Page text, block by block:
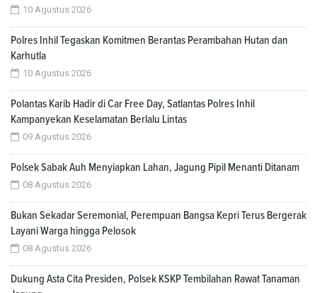
10 Agustus 2026
Polres Inhil Tegaskan Komitmen Berantas Perambahan Hutan dan
Karhutla
10 Agustus 2026
Polantas Karib Hadir di Car Free Day, Satlantas Polres Inhil
Kampanyekan Keselamatan Berlalu Lintas
09 Agustus 2026
Polsek Sabak Auh Menyiapkan Lahan, Jagung Pipil Menanti Ditanam
08 Agustus 2026
Bukan Sekadar Seremonial, Perempuan Bangsa Kepri Terus Bergerak
Layani Warga hingga Pelosok
08 Agustus 2026
Dukung Asta Cita Presiden, Polsek KSKP Tembilahan Rawat Tanaman